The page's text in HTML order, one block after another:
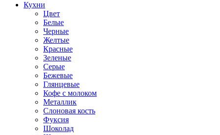
Кухни
Цвет
Белые
Черные
Желтые
Красные
Зеленые
Серые
Бежевые
Глянцевые
Кофе с молоком
Металлик
Слоновая кость
Фуксия
Шоколад